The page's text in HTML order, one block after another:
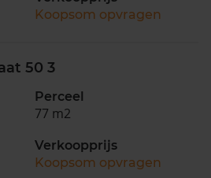
Koopsom opvragen
50 3
Perceel
77 m2
Verkoopprijs
Koopsom opvragen